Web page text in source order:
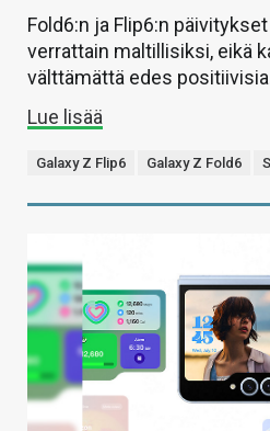
Fold6:n ja Flip6:n
verrattain maltillisiksi, eikä
välttämättä edes
Lue lisää
Galaxy Z Flip6 Galaxy Z Fold6